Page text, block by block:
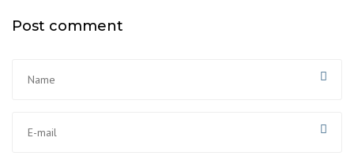
Post comment